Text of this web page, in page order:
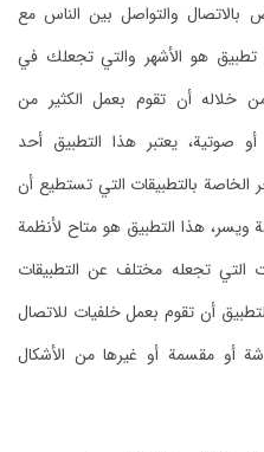
بالاتصال والتواصل بين الناس مع
هو الأشهر والتي تجعلك في
خلاله أن تقوم بعمل الكثير من
أو صوتية، يعتبر هذا التطبيق أحد
الخاصة بالتطبيقات التي تستطيع أن
هذا التطبيق هو متاح لأنظمة
التي تجعله مختلف عن التطبيقات
أن تقوم بعمل خلفيات للاتصال
أو مقسمة أو غيرها من الأشكال